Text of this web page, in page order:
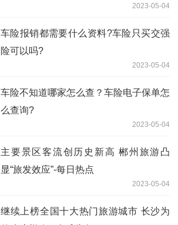
2023-05-04
车险报销都需要什么资料?车险只买交强
险可以吗?
2023-05-04
车险不知道哪家怎么查？车险电子保单怎
么查询?
2023-05-04
主要景区客流创历史新高 郴州旅游凸
显“旅发效应”-每日热点
2023-05-04
继续上榜全国十大热门旅游城市 长沙为